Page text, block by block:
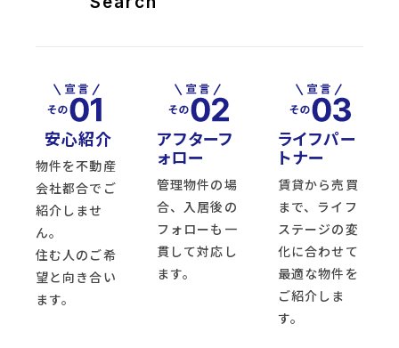
安心紹介
物件を不動産
会社都合でご
紹介しませ
ん。
住む人のご希
望と向き合い
ます。
アフターフ
ォロー
管理物件の場
合、入居後の
フォローも一
貫して対応し
ます。
ライフパー
トナー
賃貸から売買
まで、ライフ
ステージの変
化に合わせて
最適な物件を
ご紹介しま
す。